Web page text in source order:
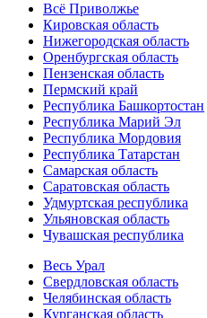
Всё Приволжье
Кировская область
Нижегородская область
Оренбургская область
Пензенская область
Пермский край
Республика Башкортостан
Республика Марий Эл
Республика Мордовия
Республика Татарстан
Самарская область
Саратовская область
Удмуртская республика
Ульяновская область
Чувашская республика
Весь Урал
Свердловская область
Челябинская область
Курганская область